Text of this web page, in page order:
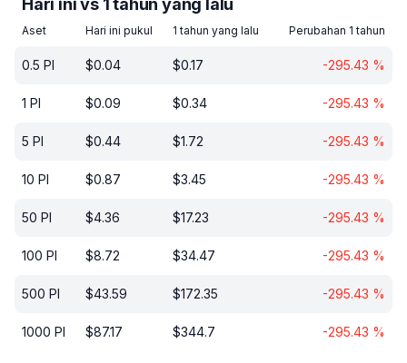
Hari ini vs 1 tahun yang lalu
Aset Hari ini pukul 1 tahun yang lalu Perubahan 1 tahun
0.5 PI $0.04 $0.17 -295.43 %
1 PI $0.09 $0.34 -295.43 %
5 PI $0.44 $1.72 -295.43 %
10 PI $0.87 $3.45 -295.43 %
50 PI $4.36 $17.23 -295.43 %
100 PI $8.72 $34.47 -295.43 %
500 PI $43.59 $172.35 -295.43 %
1000 PI $87.17 $344.7 -295.43 %